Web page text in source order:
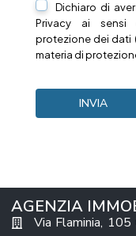
Dichiaro di
Privacy ai sensi
protezione dei dati
materia di
AGENZIA
Via Flaminia,